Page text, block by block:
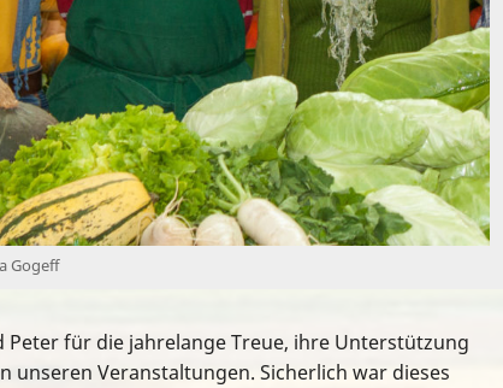
Gogeff
Peter für die jahrelange Treue, ihre Unterstützung
unseren Veranstaltungen. Sicherlich war dieses